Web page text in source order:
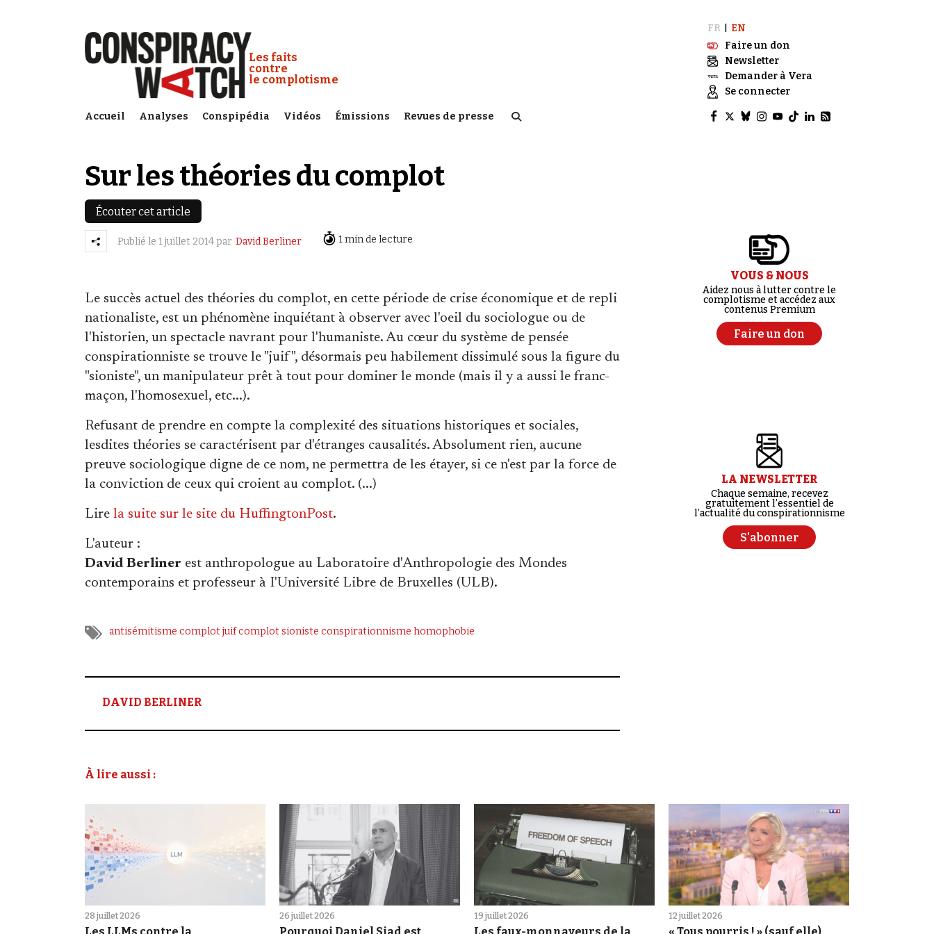
Conspiracy Watch :
Les faits
contre
le complotisme
Accueil Analyses Conspipédia Vidéos Émissions Revues de presse
FR
EN
Faire un don
Newsletter
Demander à Vera
Se connecter
Sur les théories du complot
Écouter cet article
Publié le 1 juillet 2014 par David Berliner 1 min de lecture
Le succès actuel des théories du complot, en cette période de crise économique et de repli
nationaliste, est un phénomène inquiétant à observer avec l'oeil du sociologue ou de
l'historien, un spectacle navrant pour l'humaniste. Au cœur du système de pensée
conspirationniste se trouve le "juif", désormais peu habilement dissimulé sous la figure du
"sioniste", un manipulateur prêt à tout pour dominer le monde (mais il y a aussi le franc-
maçon, l'homosexuel, etc...).
Refusant de prendre en compte la complexité des situations historiques et sociales,
lesdites théories se caractérisent par d'étranges causalités. Absolument rien, aucune
preuve sociologique digne de ce nom, ne permettra de les étayer, si ce n'est par la force de
la conviction de ceux qui croient au complot. (...)
Lire la suite sur le site du HuffingtonPost.
L'auteur :
David Berliner est anthropologue au Laboratoire d'Anthropologie des Mondes
contemporains et professeur à I'Université Libre de Bruxelles (ULB).
antisémitisme complot juifcomplot sioniste conspirationnisme homophobie
DAVID BERLINER
VOUS & NOUS
Aidez nous à lutter contre le
complotisme et accédez aux
contenus Premium
Faire un don
LA NEWSLETTER
Chaque semaine, recevez
gratuitement l’essentiel de
l’actualité du conspirationnisme
S'abonner
À lire aussi :
28 juillet 2026 26 juillet 2026 19 juillet 2026 12 juillet 2026